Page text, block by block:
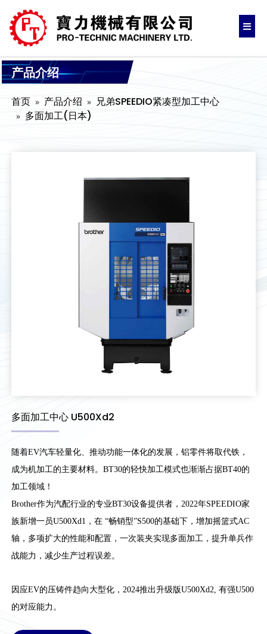
产品介绍
首页 产品介绍
兄弟SPEEDIO紧凑型加工中心
多面加工(日本)
多面加工中心 U500Xd2
随着EV汽车轻量化、推动功能一体化的发展，铝零件将取代铁，
成为机加工的主要材料。BT30的轻快加工模式也渐渐占据BT40的
加工领域！
Brother作为汽配行业的专业BT30设备提供者，2022年SPEEDIO家
族新增一员U500Xd1，在 “畅销型”S500的基础下，增加摇篮式AC
轴，多项扩大的性能和配置，一次装夹实现多面加工，提升单兵作
战能力，减少生产过程误差。
因应EV的压铸件趋向大型化，2024推出升级版U500Xd2, 有强U500
的对应能力。